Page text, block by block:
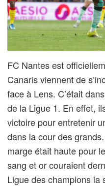
FC Nantes est
Canaris viennent de
face à Lens. C’était
de la Ligue 1. En effet,
victoire pour entretenir
dans la cour des
marge était haute pour
sang et or couraient
Ligue des champions la